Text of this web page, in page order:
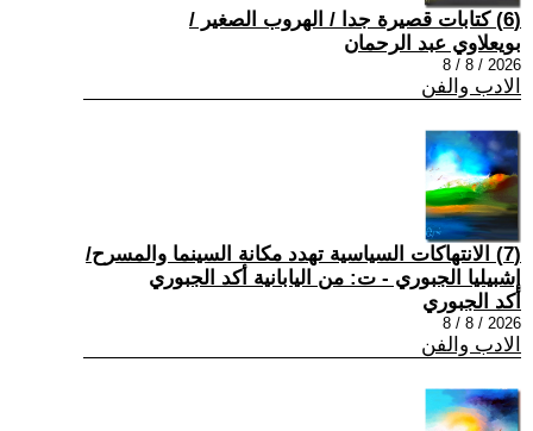
(6) كتابات قصيرة جدا / الهروب الصغير /
بويعلاوي عبد الرحمان
2026 / 8 / 8
الادب والفن
(7) الانتهاكات السياسية تهدد مكانة السينما والمسرح/
إشبيليا الجبوري - ت: من اليابانية أكد الجبوري
أكد الجبوري
2026 / 8 / 8
الادب والفن